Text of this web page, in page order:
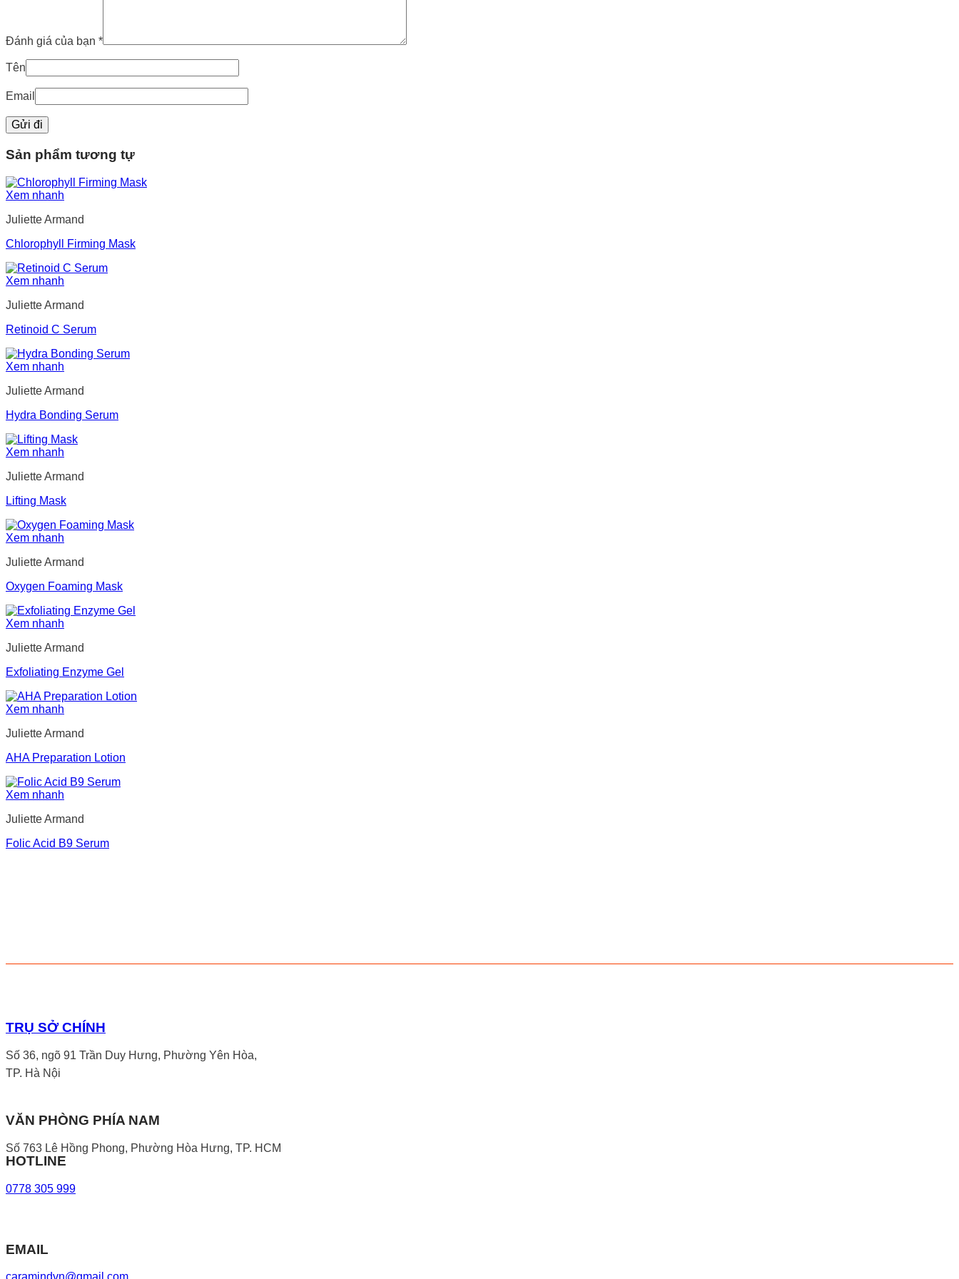
Đánh giá của bạn *
Tên
Email
Sản phẩm tương tự
Xem nhanh
Juliette Armand
Chlorophyll Firming Mask
Xem nhanh
Juliette Armand
Retinoid C Serum
Xem nhanh
Juliette Armand
Hydra Bonding Serum
Xem nhanh
Juliette Armand
Lifting Mask
Xem nhanh
Juliette Armand
Oxygen Foaming Mask
Xem nhanh
Juliette Armand
Exfoliating Enzyme Gel
Xem nhanh
Juliette Armand
AHA Preparation Lotion
Xem nhanh
Juliette Armand
Folic Acid B9 Serum
TRỤ SỞ CHÍNH
Số 36, ngõ 91 Trần Duy Hưng, Phường Yên Hòa,
TP. Hà Nội
VĂN PHÒNG PHÍA NAM
Số 763 Lê Hồng Phong, Phường Hòa Hưng, TP. HCM
HOTLINE
0778 305 999
EMAIL